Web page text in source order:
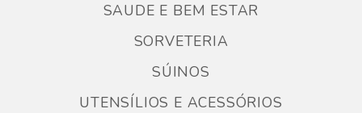
SAUDE E BEM ESTAR
SORVETERIA
SÚINOS
UTENSÍLIOS E ACESSÓRIOS